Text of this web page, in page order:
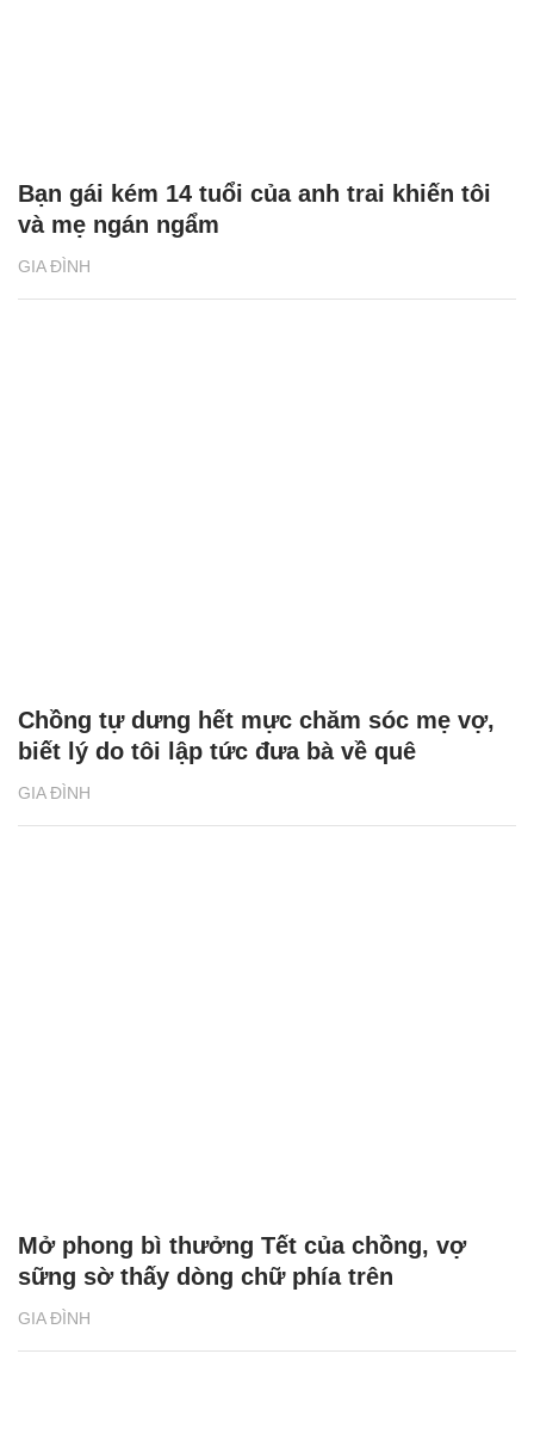
GIA ĐÌNH
Bạn gái kém 14 tuổi của anh trai khiến tôi
và mẹ ngán ngẩm
GIA ĐÌNH
Chồng tự dưng hết mực chăm sóc mẹ vợ,
biết lý do tôi lập tức đưa bà về quê
GIA ĐÌNH
Mở phong bì thưởng Tết của chồng, vợ
sững sờ thấy dòng chữ phía trên